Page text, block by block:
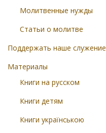
Молитвенные нужды
Статьи о молитве
Поддержать наше служение
Материалы
Книги на русском
Книги детям
Книги українською